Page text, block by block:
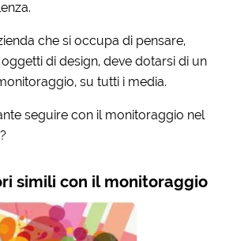
che si occupa di pensare,
di design, deve dotarsi di un
su tutti i media.
seguire con il monitoraggio nel
simili con il monitoraggio